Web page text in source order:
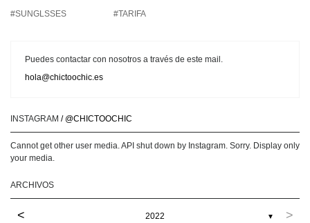
#SUNGLSSES
#TARIFA
Puedes contactar con nosotros a través de este mail.
hola@chictoochic.es
INSTAGRAM / @CHICTOOCHIC
Cannot get other user media. API shut down by Instagram. Sorry. Display only
your media.
ARCHIVOS
< 2022 ▼ >